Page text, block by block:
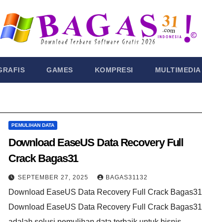
GAMES KOMPRESI MULTIMEDIA
PEMULIHAN DATA
Download EaseUS Data Recovery Full
Crack Bagas31
SEPTEMBER 27, 2025 BAGAS31132
Download EaseUS Data Recovery Full Crack Bagas31
Download EaseUS Data Recovery Full Crack Bagas31